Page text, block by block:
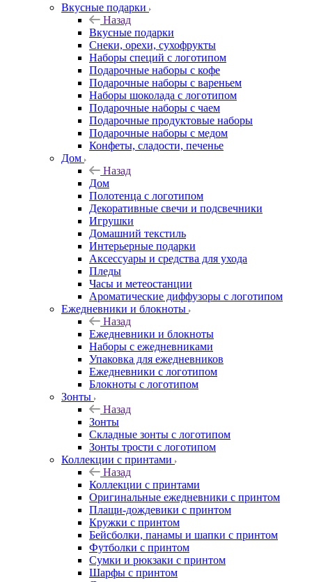
Вкусные подарки
Назад
Вкусные подарки
Снеки, орехи, сухофрукты
Наборы специй с логотипом
Подарочные наборы с кофе
Подарочные наборы с вареньем
Наборы шоколада с логотипом
Подарочные наборы с чаем
Подарочные продуктовые наборы
Подарочные наборы с медом
Конфеты, сладости, печенье
Дом
Назад
Дом
Полотенца с логотипом
Декоративные свечи и подсвечники
Игрушки
Домашний текстиль
Интерьерные подарки
Аксессуары и средства для ухода
Пледы
Часы и метеостанции
Ароматические диффузоры с логотипом
Ежедневники и блокноты
Назад
Ежедневники и блокноты
Наборы с ежедневниками
Упаковка для ежедневников
Ежедневники с логотипом
Блокноты с логотипом
Зонты
Назад
Зонты
Складные зонты с логотипом
Зонты трости с логотипом
Коллекции с принтами
Назад
Коллекции с принтами
Оригинальные ежедневники с принтом
Плащи-дождевики с принтом
Кружки с принтом
Бейсболки, панамы и шапки с принтом
Футболки с принтом
Сумки и рюкзаки с принтом
Шарфы с принтом